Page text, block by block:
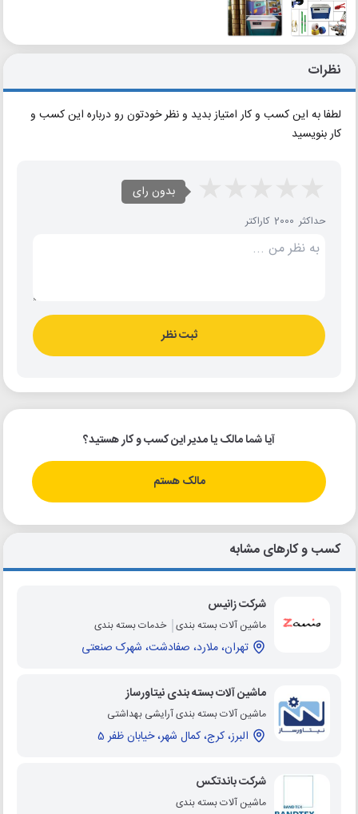
نظرات
لطفا به این کسب و کار امتیاز بدید و نظر خودتون رو درباره این کسب و
کار بنویسید
بدون رای
حداکثر 2000 کاراکتر
ثبت نظر
آیا شما مالک یا مدیر این کسب و کار هستید؟
مالک هستم
کسب و کارهای مشابه
شرکت زانیس
ماشین آلات بسته بندی خدمات بسته بندی
تهران، ملارد، صفادشت، شهرک صنعتی
ماشین آلات بسته بندی نیتاورساز
ماشین آلات بسته بندی آرایشی بهداشتی
البرز، کرج، کمال شهر، خیابان ظفر 5
شرکت باندتکس
ماشین آلات بسته بندی